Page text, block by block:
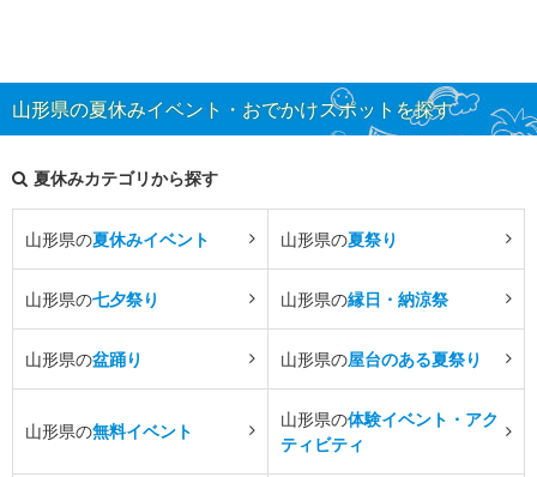
山形県の夏休みイベント・おでかけスポットを探す
夏休みカテゴリから探す
山形県の夏休みイベント 山形県の夏祭り
山形県の七夕祭り 山形県の縁日・納涼祭
山形県の盆踊り 山形県の屋台のある夏祭り
山形県の無料イベント
山形県の体験イベント・アク
ティビティ